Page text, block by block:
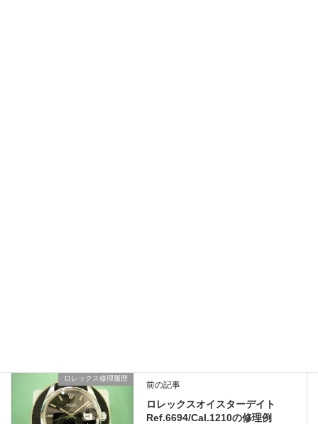
ロレックス修理履歴
前の記事
ロレックスオイスターデイト
Ref.6694/Cal.1210の修理例